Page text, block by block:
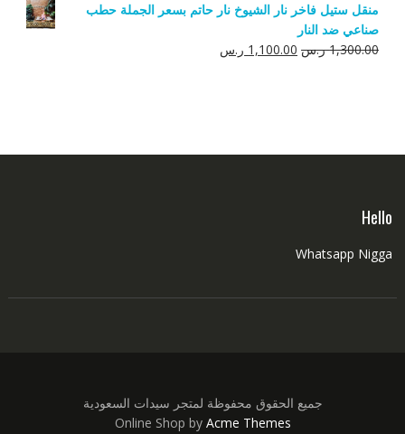
هو:
550.00 ر.س.
هو:
منقل ستيل فاخر نار الشيوخ نار حاتم بسعر الجملة حطب
صناعي ضد النار
1,300.00 ر.س السعر
1,100.00 ر.سالسعر
Hello
Whatsapp Nigga
جميع الحقوق محفوظة لمتجر سيدات السعودية
Online Shop by Acme Themes